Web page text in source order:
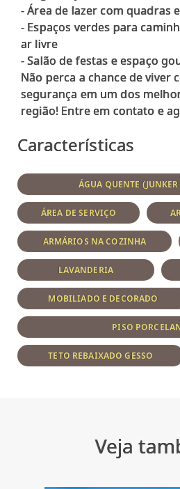
- Área de lazer com quadras
- Espaços verdes para
ar livre
- Salão de festas e espaço
Não perca a chance de viver
segurança em um dos
Características
ÁGUA QUENTE
ÁREA DE SERVIÇO
ARMÁRIOS NA COZINHA
LAVANDERIA
MOBILIADO E DECORADO
PISO
TETO REBAIXADO GESSO
Veja